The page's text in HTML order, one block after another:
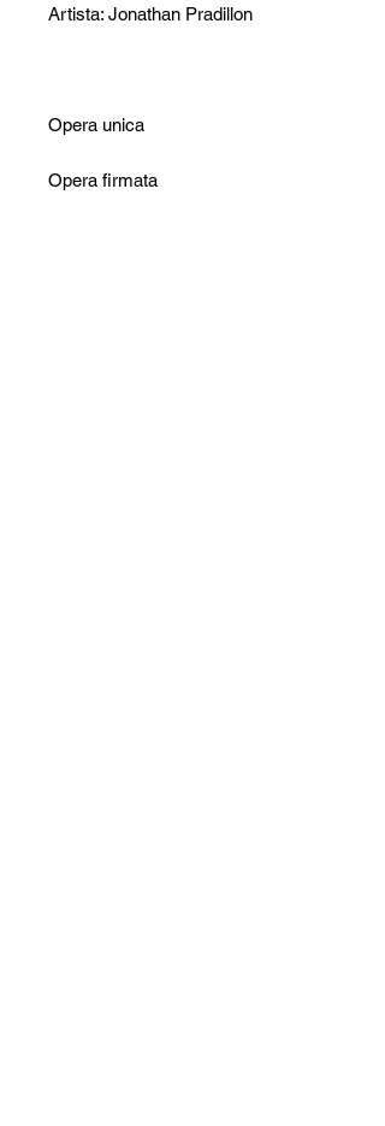
Artista: Jonathan Pradillon
Opera unica
Opera firmata